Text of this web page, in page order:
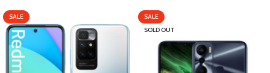
SALE
SALE
SOLD OUT